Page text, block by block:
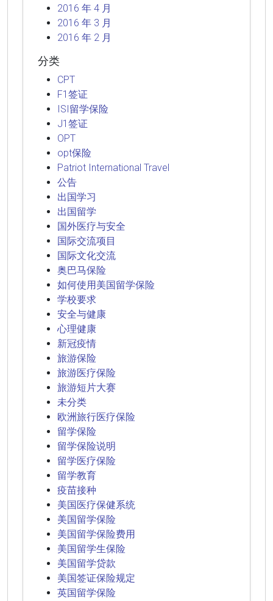
2016 年 4 月
2016 年 3 月
2016 年 2 月
分类
CPT
F1签证
ISI留学保险
J1签证
OPT
opt保险
Patriot International Travel
公告
出国学习
出国留学
国外医疗与安全
国际交流项目
国际文化交流
奥巴马保险
如何使用美国留学保险
学校要求
安全与健康
心理健康
新冠疫情
旅游保险
旅游医疗保险
旅游短片大赛
未分类
欧洲旅行医疗保险
留学保险
留学保险说明
留学医疗保险
留学教育
疫苗接种
美国医疗保健系统
美国留学保险
美国留学保险费用
美国留学生保险
美国留学贷款
美国签证保险规定
英国留学保险